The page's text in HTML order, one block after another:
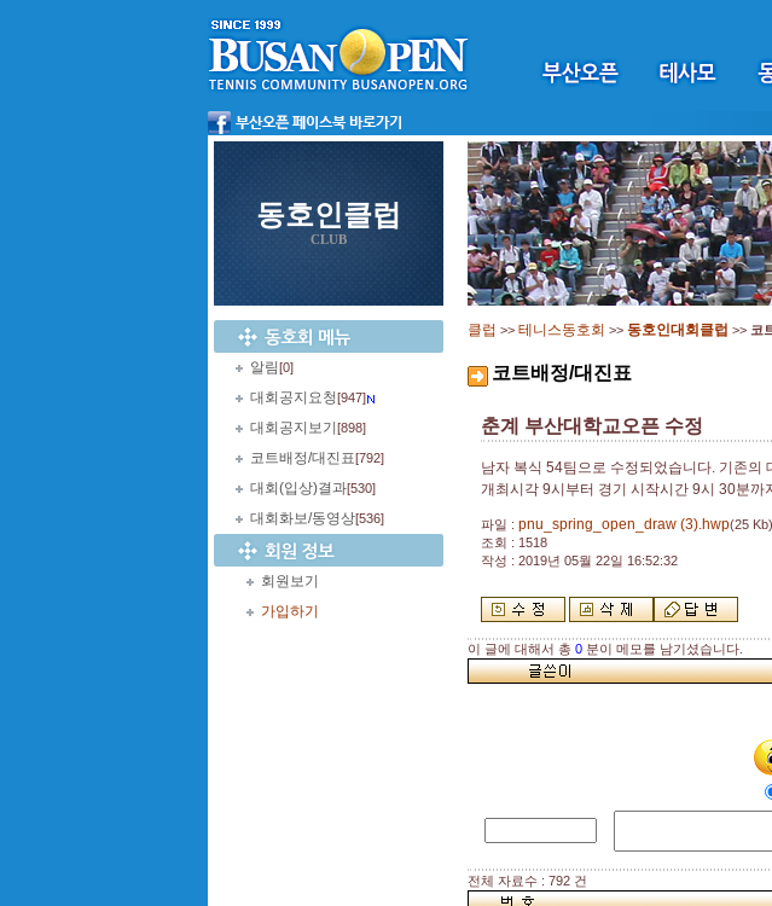
동호인클럽
CLUB
알림[0]
대회공지요청[947]
대회공지보기 [898]
코트배정/대진표[792]
대회(입상)결과[530]
대회화보/동영상[536]
회원보기
가입하기
클럽 >> 테니스동호회 >> 동호인대회클럽 >> 코
코트배정/대진표
춘계 부산대학교오픈 수정
남자 복식 54팀으로 수정되었습니다. 기존의
개최시각 9시부터 경기 시작시간 9시 30분
파일 : pnu_spring_open_draw (3).hwp(25 Kb)
조회 : 1518
작성 : 2019년 05월 22일 16:52:32
이 글에 대해서 총 0 분이 메모를 남기셨습니다.
전체 자료수 : 792 건